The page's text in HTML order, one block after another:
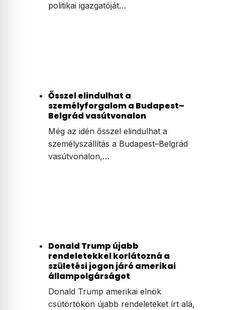
politikai igazgatóját…
Ősszel elindulhat a
személyforgalom a Budapest–
Belgrád vasútvonalon
Még az idén ősszel elindulhat a
személyszállítás a Budapest–Belgrád
vasútvonalon,…
Donald Trump újabb
rendeletekkel korlátozná a
születési jogon járó amerikai
állampolgárságot
Donald Trump amerikai elnök
csütörtökön újabb rendeleteket írt alá,